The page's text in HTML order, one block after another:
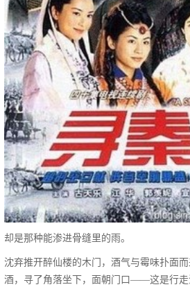
却是那种能渗进骨缝里的雨。
沈弃推开醉仙楼的木门，酒气与霉味扑面
酒，寻了角落坐下，面朝门口——这是行走